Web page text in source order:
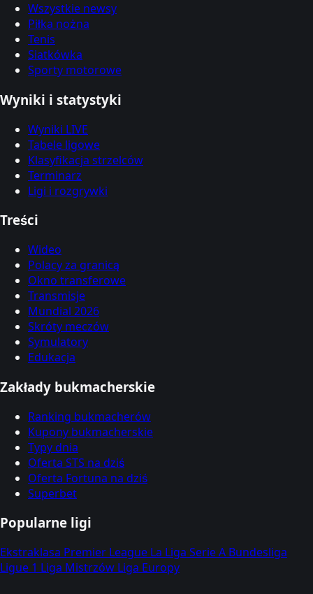
Wszystkie newsy
Piłka nożna
Tenis
Siatkówka
Sporty motorowe
Wyniki i statystyki
Wyniki LIVE
Tabele ligowe
Klasyfikacja strzelców
Terminarz
Ligi i rozgrywki
Treści
Wideo
Polacy za granicą
Okno transferowe
Transmisje
Mundial 2026
Skróty meczów
Symulatory
Edukacja
Zakłady bukmacherskie
Ranking bukmacherów
Kupony bukmacherskie
Typy dnia
Oferta STS na dziś
Oferta Fortuna na dziś
Superbet
Popularne ligi
Ekstraklasa Premier League La Liga Serie A Bundesliga
Ligue 1 Liga Mistrzów Liga Europy